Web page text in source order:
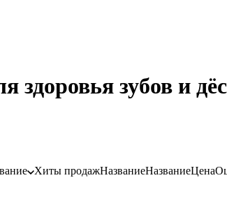
здоровья зубов и
Хиты продажНазваниеНазваниеЦена